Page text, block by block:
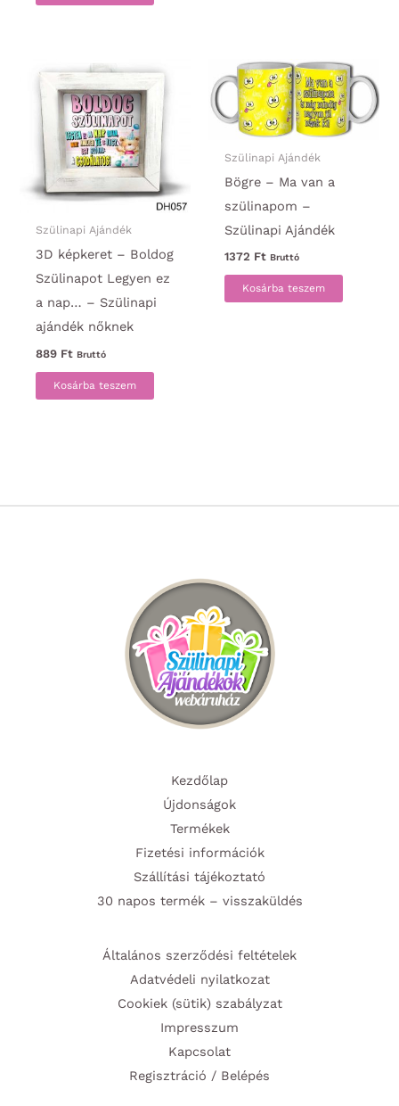
Szülinapi Ajándék
3D képkeret – Boldog
Szülinapot Legyen ez
a nap… – Szülinapi
ajándék nőknek
889 Ft Bruttó
Kosárba teszem
Szülinapi Ajándék
Bögre – Ma van a
szülinapom –
Szülinapi Ajándék
1372 Ft Bruttó
Kosárba teszem
Kezdőlap
Újdonságok
Termékek
Fizetési információk
Szállítási tájékoztató
30 napos termék – visszaküldés
Általános szerződési feltételek
Adatvédeli nyilatkozat
Cookiek (sütik) szabályzat
Impresszum
Kapcsolat
Regisztráció / Belépés